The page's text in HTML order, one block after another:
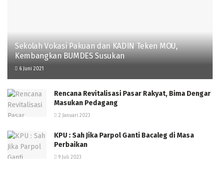
Sekolah Vokasi Pakuan dan KADIN Teken MOU,
Kembangkan BUMDES Susukan
6 Juni 2021
Rencana Revitalisasi Pasar Rakyat, Bima Dengar
Masukan Pedagang
2 Januari 2023
KPU : Sah Jika Parpol Ganti Bacaleg di Masa
Perbaikan
9 Juli 2023